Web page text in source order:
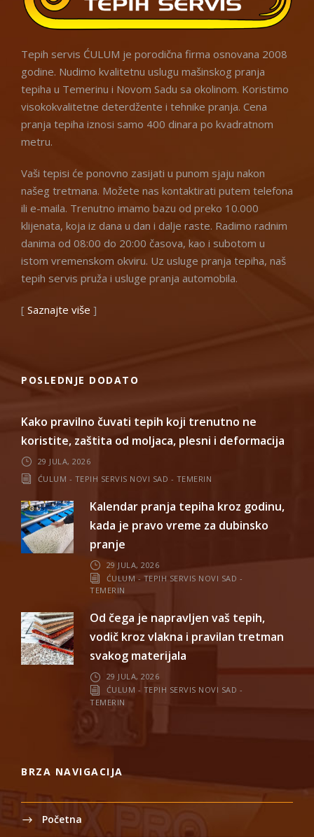
Tepih servis ĆULUM je porodična firma osnovana 2008
godine. Nudimo kvalitetnu uslugu mašinskog pranja
tepiha u Temerinu i Novom Sadu sa okolinom. Koristimo
visokokvalitetne deterdžente i tehnike pranja. Cena
pranja tepiha iznosi samo 400 dinara po kvadratnom
metru.
Vaši tepisi će ponovno zasijati u punom sjaju nakon
našeg tretmana. Možete nas kontaktirati putem telefona
ili e-maila. Trenutno imamo bazu od preko 10.000
klijenata, koja iz dana u dan i dalje raste. Radimo radnim
danima od 08:00 do 20:00 časova, kao i subotom u
istom vremenskom okviru. Uz usluge pranja tepiha, naš
tepih servis pruža i usluge pranja automobila.
[ Saznajte više ]
POSLEDNJE DODATO
Kako pravilno čuvati tepih koji trenutno ne
koristite, zaštita od moljaca, plesni i deformacija
29 JULA, 2026
ĆULUM - TEPIH SERVIS NOVI SAD - TEMERIN
Kalendar pranja tepiha kroz godinu,
kada je pravo vreme za dubinsko
pranje
29 JULA, 2026
ĆULUM - TEPIH SERVIS NOVI SAD -
TEMERIN
Od čega je napravljen vaš tepih,
vodič kroz vlakna i pravilan tretman
svakog materijala
29 JULA, 2026
ĆULUM - TEPIH SERVIS NOVI SAD -
TEMERIN
BRZA NAVIGACIJA
Početna